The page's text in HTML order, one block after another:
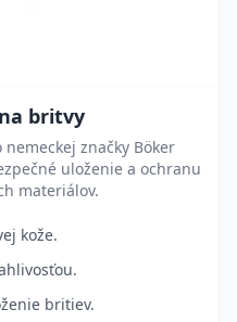
britvy
značky Böker
uloženie a ochranu
materiálov.
kože.
britiev.